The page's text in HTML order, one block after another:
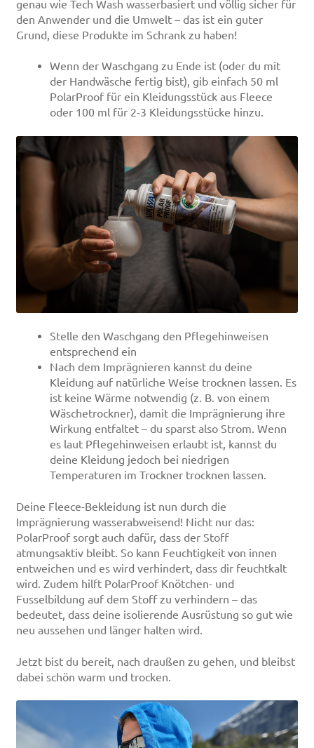
genau wie Tech Wash wasserbasiert und völlig sicher für
den Anwender und die Umwelt – das ist ein guter
Grund, diese Produkte im Schrank zu haben!
Wenn der Waschgang zu Ende ist (oder du mit
der Handwäsche fertig bist), gib einfach 50 ml
PolarProof für ein Kleidungsstück aus Fleece
oder 100 ml für 2-3 Kleidungsstücke hinzu.
Stelle den Waschgang den Pflegehinweisen
entsprechend ein
Nach dem Imprägnieren kannst du deine
Kleidung auf natürliche Weise trocknen lassen. Es
ist keine Wärme notwendig (z. B. von einem
Wäschetrockner), damit die Imprägnierung ihre
Wirkung entfaltet – du sparst also Strom. Wenn
es laut Pflegehinweisen erlaubt ist, kannst du
deine Kleidung jedoch bei niedrigen
Temperaturen im Trockner trocknen lassen.
Deine Fleece-Bekleidung ist nun durch die
Imprägnierung wasserabweisend! Nicht nur das:
PolarProof sorgt auch dafür, dass der Stoff
atmungsaktiv bleibt. So kann Feuchtigkeit von innen
entweichen und es wird verhindert, dass dir feuchtkalt
wird. Zudem hilft PolarProof Knötchen- und
Fusselbildung auf dem Stoff zu verhindern – das
bedeutet, dass deine isolierende Ausrüstung so gut wie
neu aussehen und länger halten wird.
Jetzt bist du bereit, nach draußen zu gehen, und bleibst
dabei schön warm und trocken.